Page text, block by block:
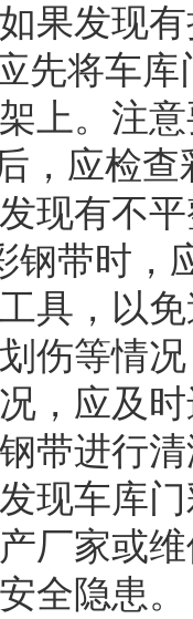
果发现
先将车
上。注
，应检
现有不
钢带时，
具，以
伤等情
，应及
带进行
现车库
厂家或
全隐患